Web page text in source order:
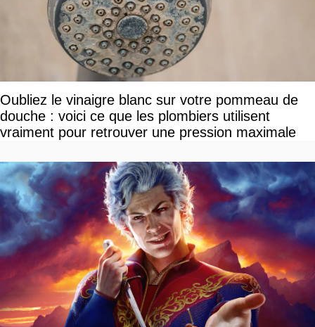
Oubliez le vinaigre blanc sur votre pommeau de
douche : voici ce que les plombiers utilisent
vraiment pour retrouver une pression maximale